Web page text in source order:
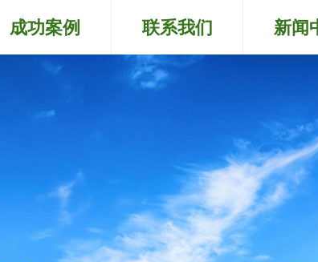
成功案例 联系我们 新闻